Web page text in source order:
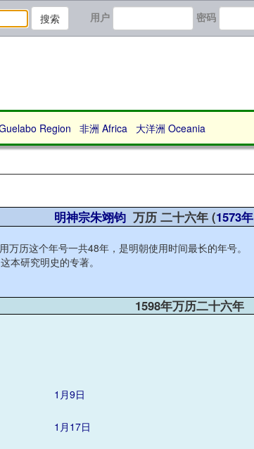
搜索 用户 密码
Region 非洲 Africa 大洋洲 Oceania
明神宗朱翊钧 万历 二十六年 (1573年
历这个年号一共48年，是明朝使用时间最长的年号。
本研究明史的专著。
1598年万历二十六年
1月9日
1月17日